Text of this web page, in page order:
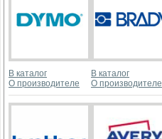
В каталог
О производителе
В каталог
О производителе